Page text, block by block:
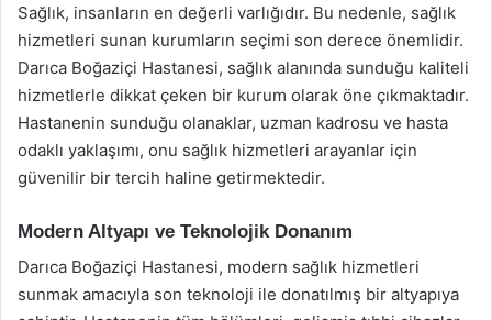
Sağlık, insanların en değerli varlığıdır. Bu nedenle, sağlık
hizmetleri sunan kurumların seçimi son derece önemlidir.
Darıca Boğaziçi Hastanesi, sağlık alanında sunduğu kaliteli
hizmetlerle dikkat çeken bir kurum olarak öne çıkmaktadır.
Hastanenin sunduğu olanaklar, uzman kadrosu ve hasta
odaklı yaklaşımı, onu sağlık hizmetleri arayanlar için
güvenilir bir tercih haline getirmektedir.
Modern Altyapı ve Teknolojik Donanım
Darıca Boğaziçi Hastanesi, modern sağlık hizmetleri
sunmak amacıyla son teknoloji ile donatılmış bir altyapıya